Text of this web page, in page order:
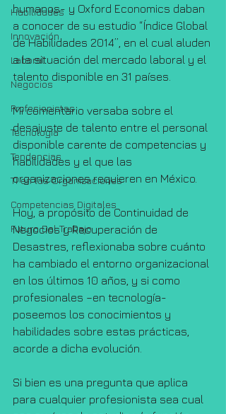
Habilidades
Innovación
Laboral
Negocios
Profesionistas
Tecnología
Tendencias
TI en las Organizaciones
Competencias Digitales
Futuro Del Trabajo
humanos- y Oxford Economics daban
a conocer de su estudio “Índice Global
de Habilidades 2014”, en el cual aluden
a la situación del mercado laboral y el
talento disponible en 31 países.
Mi comentario versaba sobre el
desajuste de talento entre el personal
disponible carente de competencias y
habilidades y el que las
organizaciones requieren en México.
Hoy, a propósito de Continuidad de
Negocios y Recuperación de
Desastres, reflexionaba sobre cuánto
ha cambiado el entorno organizacional
en los últimos 10 años, y si como
profesionales –en tecnología-
poseemos los conocimientos y
habilidades sobre estas prácticas,
acorde a dicha evolución.
Si bien es una pregunta que aplica
para cualquier profesionista sea cual